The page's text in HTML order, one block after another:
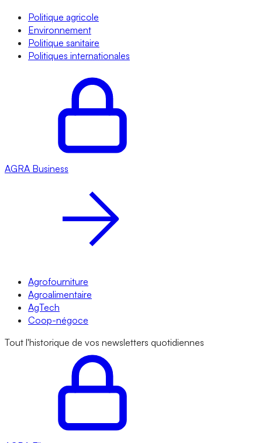
Politique agricole
Environnement
Politique sanitaire
Politiques internationales
AGRA Business
Agrofourniture
Agroalimentaire
AgTech
Coop-négoce
Tout l'historique de vos newsletters quotidiennes